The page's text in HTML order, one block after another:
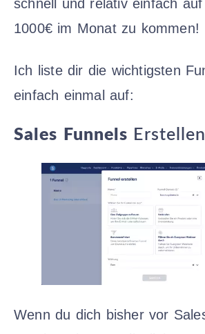
schnell und relativ einfach
1000€ im Monat zu kommen!
Ich liste dir die wichtigsten
einfach einmal auf:
Sales Funnels Erstellen
Wenn du dich bisher vor